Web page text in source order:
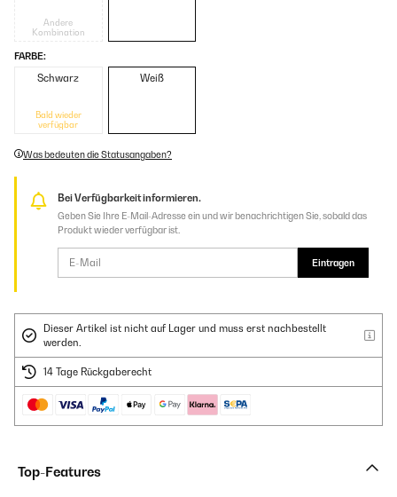
Andere
Kombination
FARBE:
Schwarz
Bald wieder
verfügbar
Weiß
Was bedeuten die Statusangaben?
Bei Verfügbarkeit informieren.
Geben Sie Ihre E-Mail-Adresse ein und wir benachrichtigen Sie, sobald das
Produkt wieder verfügbar ist.
Eintragen
Dieser Artikel ist nicht auf Lager und muss erst nachbestellt
werden.
14 Tage Rückgaberecht
Top-Features